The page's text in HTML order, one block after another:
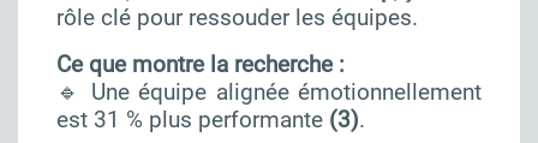
rôle clé pour ressouder les équipes.
Ce que montre la recherche :
🔹 Une équipe alignée émotionnellement
est 31 % plus performante (3).